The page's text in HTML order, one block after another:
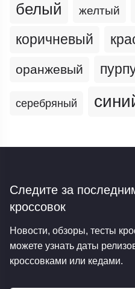
белый желтый
коричневый
оранжевый
серебряный
Следите за
кроссовок
Новости, обзоры, тесты
можете узнать даты
кроссовками или кедами.